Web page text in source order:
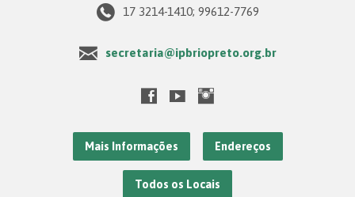
17 3214-1410; 99612-7769
secretaria@ipbriopreto.org.br
Mais Informações Endereços
Todos os Locais